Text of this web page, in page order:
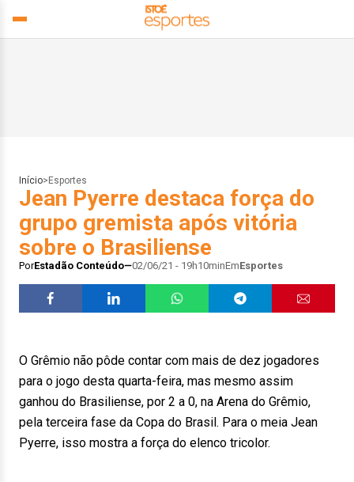
Início> Esportes
Jean Pyerre destaca força do
grupo gremista após vitória
sobre o Brasiliense
PorEstadão Conteúdo 02/06/21 - 19h10minEmEsportes
O Grêmio não pôde contar com mais de dez jogadores
para o jogo desta quarta-feira, mas mesmo assim
ganhou do Brasiliense, por 2 a 0, na Arena do Grêmio,
pela terceira fase da Copa do Brasil. Para o meia Jean
Pyerre, isso mostra a força do elenco tricolor.